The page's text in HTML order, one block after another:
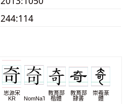
244:114
思源宋
KR
NomNaTong
教育部
楷體
教育部
隸書
崇羲篆
體